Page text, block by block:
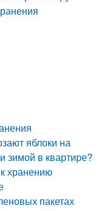
яблоки на
зимой в квартире?
хранению
пакетах